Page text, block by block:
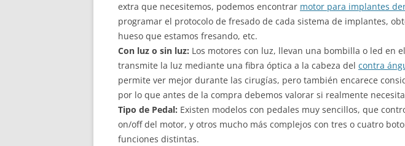
extra que necesitemos, podemos encontrar motor para implantes
programar el protocolo de fresado de cada sistema de implantes,
hueso que estamos fresando, etc.
Con luz o sin luz: Los motores con luz, llevan una bombilla o led en
transmite la luz mediante una fibra óptica a la cabeza del contra
permite ver mejor durante las cirugías, pero también encarece
por lo que antes de la compra debemos valorar si realmente
Tipo de Pedal: Existen modelos con pedales muy sencillos, que
on/off del motor, y otros mucho más complejos con tres o cuatro
funciones distintas.